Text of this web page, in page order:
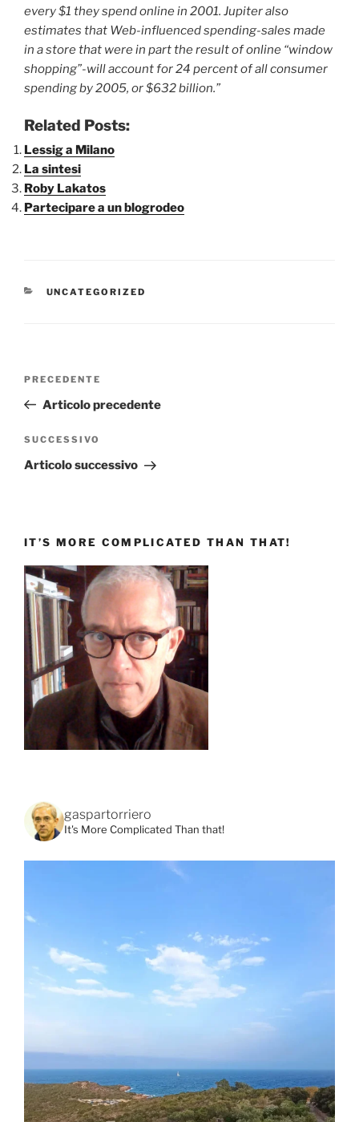
every $1 they spend online in 2001. Jupiter also
estimates that Web-influenced spending-sales made
in a store that were in part the result of online “window
shopping”-will account for 24 percent of all consumer
spending by 2005, or $632 billion.”
Related Posts:
Lessig a Milano
La sintesi
Roby Lakatos
Partecipare a un blogrodeo
CATEGORIE
UNCATEGORIZED
Articolo
precedente:
PRECEDENTE
Articolo precedente
Articolo
successivo
SUCCESSIVO
Articolo successivo
IT’S MORE COMPLICATED THAN THAT!
gaspartorriero
It's More Complicated Than that!